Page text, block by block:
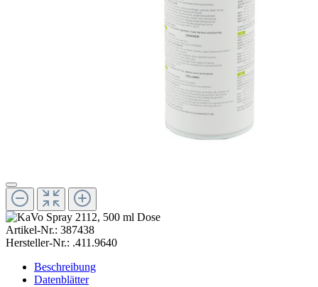
Artikel-Nr.: 387438
Hersteller-Nr.: .411.9640
Beschreibung
Datenblätter